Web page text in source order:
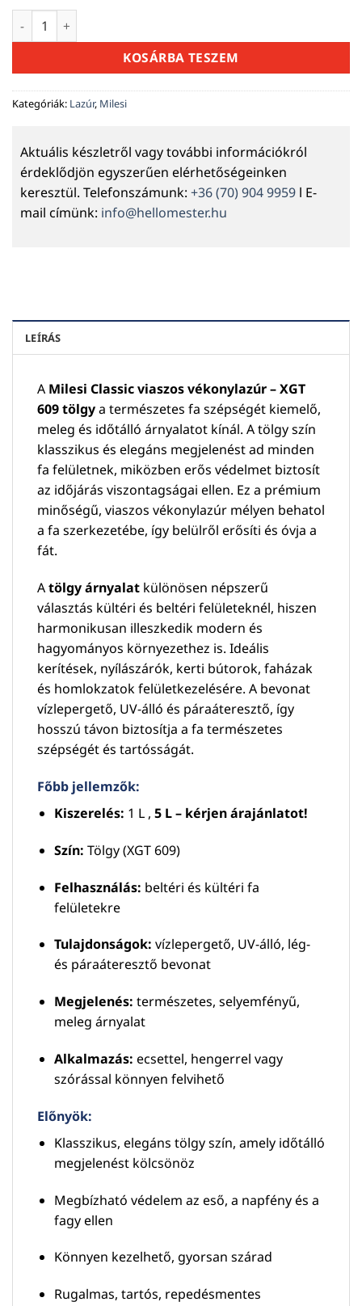
Milesi Classic viaszos vékonylazúr – XGT 609 tölgy, 1 L / 5 L
KOSÁRBA TESZEM
Kategóriák: Lazúr, Milesi
Aktuális készletről vagy további információkról
érdeklődjön egyszerűen elérhetőségeinken
keresztül. Telefonszámunk: +36 (70) 904 9959 l E-
mail címünk: info@hellomester.hu
LEÍRÁS
A Milesi Classic viaszos vékonylazúr – XGT
609 tölgya természetes fa szépségét kiemelő,
meleg és időtálló árnyalatot kínál. A tölgy szín
klasszikus és elegáns megjelenést ad minden
fa felületnek, miközben erős védelmet biztosít
az időjárás viszontagságai ellen. Ez a prémium
minőségű, viaszos vékonylazúr mélyen behatol
a fa szerkezetébe, így belülről erősíti és óvja a
fát.
Atölgy árnyalat különösen népszerű
választás kültéri és beltéri felületeknél, hiszen
harmonikusan illeszkedik modern és
hagyományos környezethez is. Ideális
kerítések, nyílászárók, kerti bútorok, faházak
és homlokzatok felületkezelésére. A bevonat
vízlepergető, UV-álló és páraáteresztő, így
hosszú távon biztosítja a fa természetes
szépségét és tartósságát.
Főbb jellemzők:
Kiszerelés: 1 L , 5 L – kérjen árajánlatot!
Szín: Tölgy (XGT 609)
Felhasználás: beltéri és kültéri fa
felületekre
Tulajdonságok: vízlepergető, UV-álló, lég-
és páraáteresztő bevonat
Megjelenés: természetes, selyemfényű,
meleg árnyalat
Alkalmazás: ecsettel, hengerrel vagy
szórással könnyen felvihető
Előnyök:
Klasszikus, elegáns tölgy szín, amely időtálló
megjelenést kölcsönöz
Megbízható védelem az eső, a napfény és a
fagy ellen
Könnyen kezelhető, gyorsan szárad
Rugalmas, tartós, repedésmentes